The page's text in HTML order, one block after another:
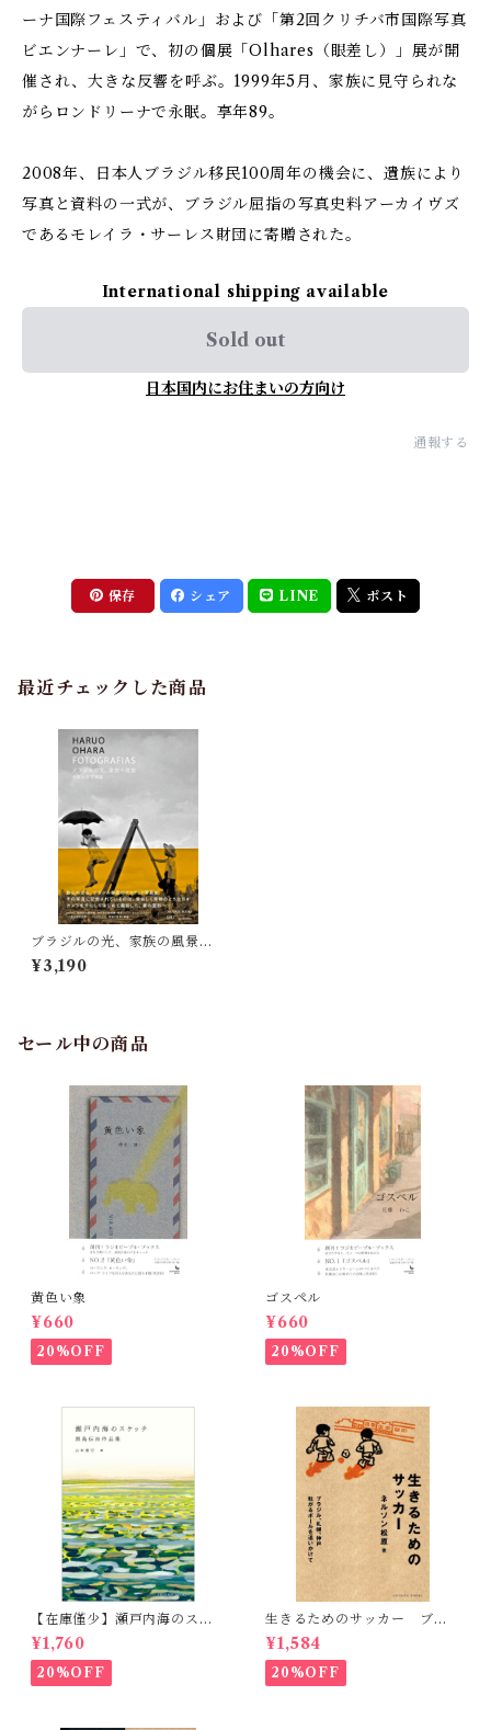
ーナ国際フェスティバル」および「第2回クリチバ市国際写真
ビエンナーレ」で、初の個展「Olhares（眼差し）」展が開
催され、大きな反響を呼ぶ。1999年5月、家族に見守られな
がらロンドリーナで永眠。享年89。
2008年、日本人ブラジル移民100周年の機会に、遺族により
写真と資料の一式が、ブラジル屈指の写真史料アーカイヴズ
であるモレイラ・サーレス財団に寄贈された。
International shipping available
Sold out
日本国内にお住まいの方向け
通報する
保存 シェア LINE ポスト
最近チェックした商品
ブラジルの光、家族の風景
大原治雄写真集
¥3,190
セール中の商品
黄色い象
¥660
20%OFF
ゴスペル
¥660
20%OFF
【在庫僅少】瀬戸内海のスケ
ッチ 黒島伝治作品集
¥1,760
20%OFF
生きるためのサッカー ブラ
ジル、札幌、神戸 転がるボ
ールを追いかけて
¥1,584
20%OFF